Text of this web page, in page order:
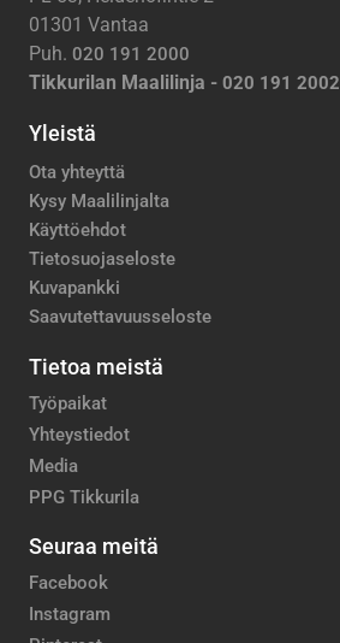
01301 Vantaa
Puh. 020 191 2000
Tikkurilan Maalilinja - 020 191 2002
Yleistä
Ota yhteyttä
Kysy Maalilinjalta
Käyttöehdot
Tietosuojaseloste
Kuvapankki
Saavutettavuusseloste
Tietoa meistä
Työpaikat
Yhteystiedot
Media
PPG Tikkurila
Seuraa meitä
Facebook
Instagram